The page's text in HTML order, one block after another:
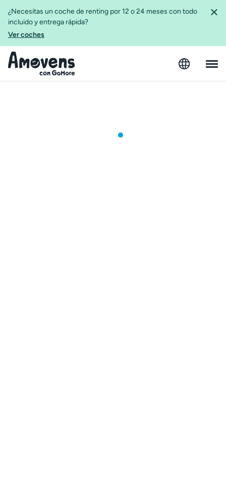
¿Necesitas un coche de renting por 12 o 24 meses con todo
incluido y entrega rápida?
Ver coches